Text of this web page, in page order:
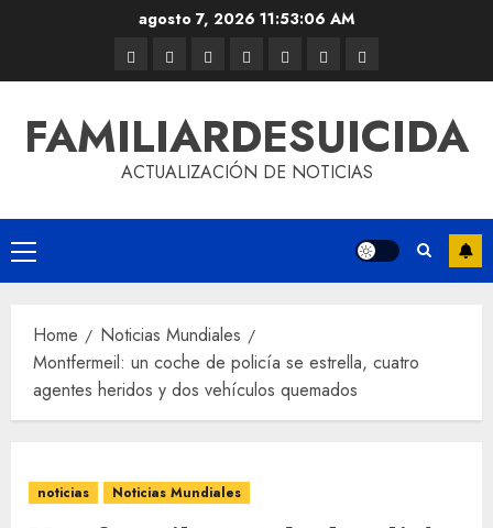
agosto 7, 2026 11:53:06 AM
FAMILIARDESUICIDA
ACTUALIZACIÓN DE NOTICIAS
Home
Noticias Mundiales
Montfermeil: un coche de policía se estrella, cuatro
agentes heridos y dos vehículos quemados
noticias Noticias Mundiales